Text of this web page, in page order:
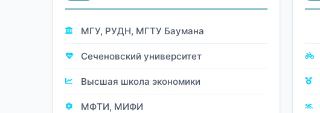
МГУ, РУДН, МГТУ Баумана
Сеченовский университет
Высшая школа экономики
МФТИ, МИФИ